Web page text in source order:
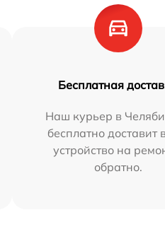
Бесплатная
Наш курьер в
бесплатно доставит
устройство на
обратно.